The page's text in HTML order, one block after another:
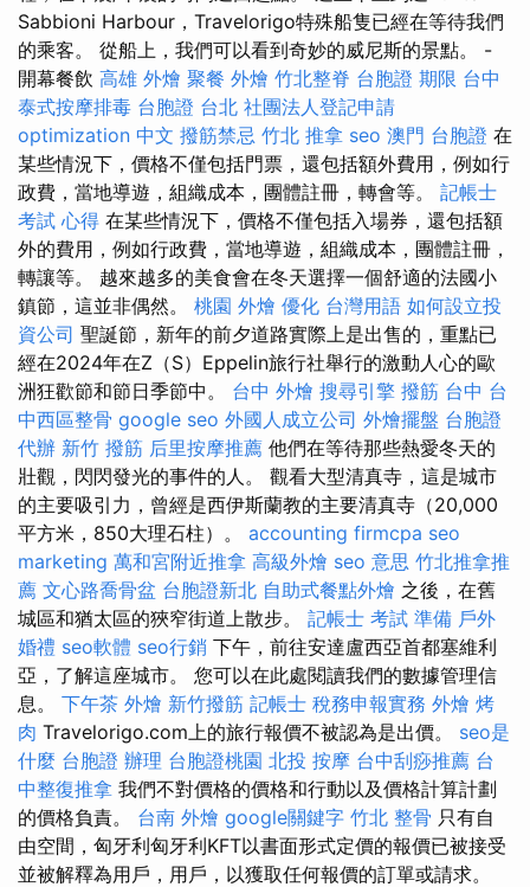
Sabbioni Harbour，Travelorigo特殊船隻已經在等待我們
的乘客。 從船上，我們可以看到奇妙的威尼斯的景點。 -
開幕餐飲 高雄 外燴 聚餐 外燴 竹北整脊 台胞證 期限 台中
泰式按摩排毒 台胞證 台北 社團法人登記申請
optimization 中文 撥筋禁忌 竹北 推拿 seo 澳門 台胞證 在
某些情況下，價格不僅包括門票，還包括額外費用，例如行
政費，當地導遊，組織成本，團體註冊，轉會等。 記帳士
考試 心得 在某些情況下，價格不僅包括入場券，還包括額
外的費用，例如行政費，當地導遊，組織成本，團體註冊，
轉讓等。 越來越多的美食會在冬天選擇一個舒適的法國小
鎮節，這並非偶然。 桃園 外燴 優化 台灣用語 如何設立投
資公司 聖誕節，新年的前夕道路實際上是出售的，重點已
經在2024年在Z（S）Eppelin旅行社舉行的激動人心的歐
洲狂歡節和節日季節中。 台中 外燴 搜尋引擎 撥筋 台中 台
中西區整骨 google seo 外國人成立公司 外燴擺盤 台胞證
代辦 新竹 撥筋 后里按摩推薦 他們在等待那些熱愛冬天的
壯觀，閃閃發光的事件的人。 觀看大型清真寺，這是城市
的主要吸引力，曾經是西伊斯蘭教的主要清真寺（20,000
平方米，850大理石柱）。 accounting firmcpa seo
marketing 萬和宮附近推拿 高級外燴 seo 意思 竹北推拿推
薦 文心路喬骨盆 台胞證新北 自助式餐點外燴 之後，在舊
城區和猶太區的狹窄街道上散步。 記帳士 考試 準備 戶外
婚禮 seo軟體 seo行銷 下午，前往安達盧西亞首都塞維利
亞，了解這座城市。 您可以在此處閱讀我們的數據管理信
息。 下午茶 外燴 新竹撥筋 記帳士 稅務申報實務 外燴 烤
肉 Travelorigo.com上的旅行報價不被認為是出價。 seo是
什麼 台胞證 辦理 台胞證桃園 北投 按摩 台中刮痧推薦 台
中整復推拿 我們不對價格的價格和行動以及價格計算計劃
的價格負責。 台南 外燴 google關鍵字 竹北 整骨 只有自
由空間，匈牙利匈牙利KFT以書面形式定價的報價已被接受
並被解釋為用戶，用戶，以獲取任何報價的訂單或請求。